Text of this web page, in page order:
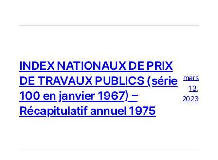
INDEX NATIONAUX DE PRIX
DE TRAVAUX PUBLICS (série
100 en janvier 1967) –
Récapitulatif annuel 1975
mars
13,
2023